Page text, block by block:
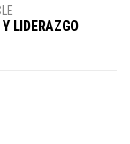
LIDERAZGO